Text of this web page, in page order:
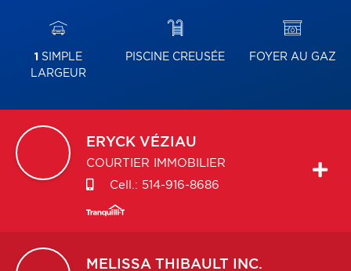
1 SIMPLE
LARGEUR
PISCINE CREUSÉE FOYER AU GAZ
ERYCK VÉZIAU
COURTIER IMMOBILIER
Cell.: 514-916-8686
MELISSA THIBAULT INC.